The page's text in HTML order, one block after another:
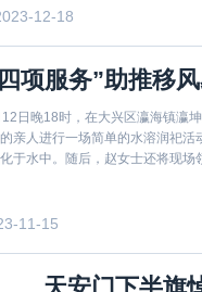
12-18
项服务”助推移
日晚18时，在大兴区瀛海镇瀛
亲人进行一场简单的水溶润祀
中。随后，赵女士还将现场领取的
11-15